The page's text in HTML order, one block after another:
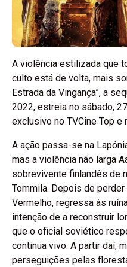
A violência estilizada que
culto está de volta, mais
Estrada da Vingança”, a
2022, estreia no sábado,
exclusivo no TVCine Top e
A ação passa-se na
mas a violência não larga
sobrevivente finlandês de
Tommila. Depois de
Vermelho, regressa às
intenção de a reconstruir
que o oficial soviético
continua vivo. A partir daí,
perseguições pelas